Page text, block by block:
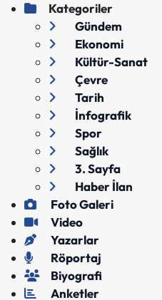
Kategoriler
Gündem
Ekonomi
Kültür-Sanat
Çevre
Tarih
İnfografik
Spor
Sağlık
3. Sayfa
Haber İlan
Foto Galeri
Video
Yazarlar
Röportaj
Biyografi
Anketler